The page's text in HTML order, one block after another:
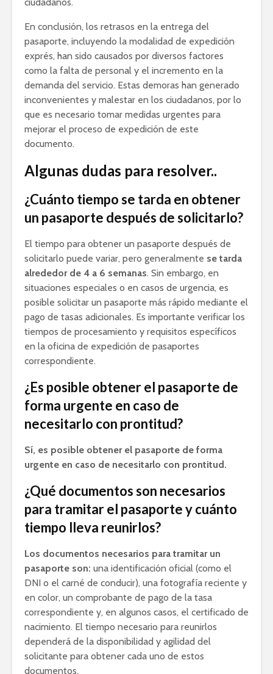
En conclusión, los retrasos en la entrega del
pasaporte, incluyendo la modalidad de expedición
exprés, han sido causados por diversos factores
como la falta de personal y el incremento en la
demanda del servicio. Estas demoras han generado
inconvenientes y malestar en los ciudadanos, por lo
que es necesario tomar medidas urgentes para
mejorar el proceso de expedición de este
documento.
Algunas dudas para resolver..
¿Cuánto tiempo se tarda en obtener
un pasaporte después de solicitarlo?
El tiempo para obtener un pasaporte después de
solicitarlo puede variar, pero generalmente se tarda
alrededor de 4 a 6 semanas. Sin embargo, en
situaciones especiales o en casos de urgencia, es
posible solicitar un pasaporte más rápido mediante el
pago de tasas adicionales. Es importante verificar los
tiempos de procesamiento y requisitos específicos
en la oficina de expedición de pasaportes
correspondiente.
¿Es posible obtener el pasaporte de
forma urgente en caso de
necesitarlo con prontitud?
Sí, es posible obtener el pasaporte de forma
urgente en caso de necesitarlo con prontitud.
¿Qué documentos son necesarios
para tramitar el pasaporte y cuánto
tiempo lleva reunirlos?
Los documentos necesarios para tramitar un
pasaporte son: una identificación oficial (como el
DNI o el carné de conducir), una fotografía reciente y
en color, un comprobante de pago de la tasa
correspondiente y, en algunos casos, el certificado de
nacimiento. El tiempo necesario para reunirlos
dependerá de la disponibilidad y agilidad del
solicitante para obtener cada uno de estos
documentos.